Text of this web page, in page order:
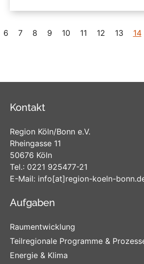
6 7 8 9 10 11 12 13 14
Kontakt
Region Köln/Bonn e.V.
Rheingasse 11
50676 Köln
Tel.: 0221 925477-21
E-Mail: info[at]region-koeln-bonn
Aufgaben
Raumentwicklung
Teilregionale Programme &
Energie & Klima